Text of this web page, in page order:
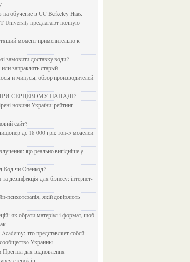
University предлагают полную
замовити доставку води?
или заправлять старый
СЕРЦЕВОМУ НАПАДІ?
сайт?
Код чи Опенкод?
Украины
стероїдів